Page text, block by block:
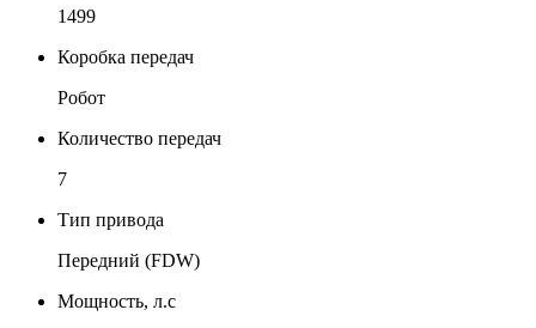
1499
Коробка передач
Робот
Количество передач
7
Тип привода
Передний (FDW)
Мощность, л.с